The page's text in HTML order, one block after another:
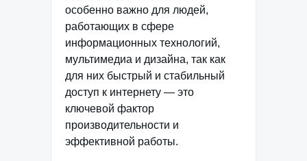
особенно важно для людей,
работающих в сфере
информационных технологий,
мультимедиа и дизайна, так как
для них быстрый и стабильный
доступ к интернету — это
ключевой фактор
производительности и
эффективной работы.